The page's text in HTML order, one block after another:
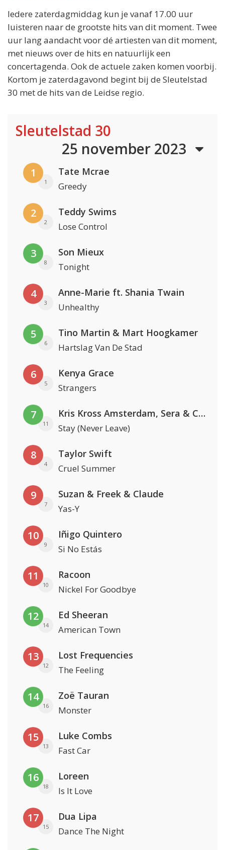
Iedere zaterdagmiddag kun je vanaf 17.00 uur
luisteren naar de grootste hits van dit moment. Twee
uur lang aandacht voor dé artiesten van dit moment,
met nieuws over de hits en natuurlijk een
concertagenda. Ook de actuele zaken komen voorbij.
Kortom je zaterdagavond begint bij de Sleutelstad
30 met de hits van de Leidse regio.
Sleutelstad 30
25 november 2023
1
1
Tate Mcrae
Greedy
2
2
Teddy Swims
Lose Control
3
8
Son Mieux
Tonight
4
3
Anne-Marie ft. Shania Twain
Unhealthy
5
6
Tino Martin & Mart Hoogkamer
Hartslag Van De Stad
6
5
Kenya Grace
Strangers
7
11
Kris Kross Amsterdam, Sera & Conor Maynard
Stay (Never Leave)
8
4
Taylor Swift
Cruel Summer
9
7
Suzan & Freek & Claude
Yas-Y
10
9
Iñigo Quintero
Si No Estás
11
10
Racoon
Nickel For Goodbye
12
14
Ed Sheeran
American Town
13
12
Lost Frequencies
The Feeling
14
16
Zoë Tauran
Monster
15
13
Luke Combs
Fast Car
16
18
Loreen
Is It Love
17
15
Dua Lipa
Dance The Night